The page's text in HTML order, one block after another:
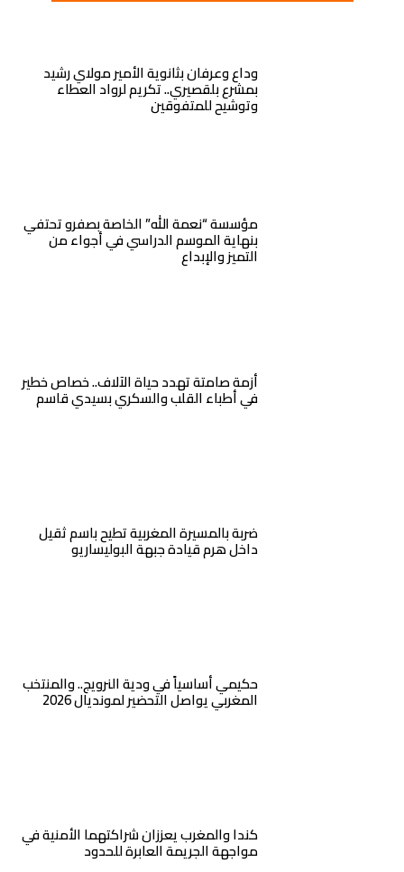
وداع وعرفان بثانوية الأمير مولاي رشيد
بمشرع بلقصيري.. تكريم لرواد العطاء
وتوشيح للمتفوقين
مؤسسة “نعمة الله” الخاصة بصفرو تحتفي
بنهاية الموسم الدراسي في أجواء من
التميز والإبداع
أزمة صامتة تهدد حياة الآلاف.. خصاص خطير
في أطباء القلب والسكري بسيدي قاسم
ضربة بالمسيرة المغربية تطيح باسم ثقيل
داخل هرم قيادة جبهة البوليساريو
حكيمي أساسياً في ودية النرويج.. والمنتخب
المغربي يواصل التحضير لمونديال 2026
كندا والمغرب يعززان شراكتهما الأمنية في
مواجهة الجريمة العابرة للحدود